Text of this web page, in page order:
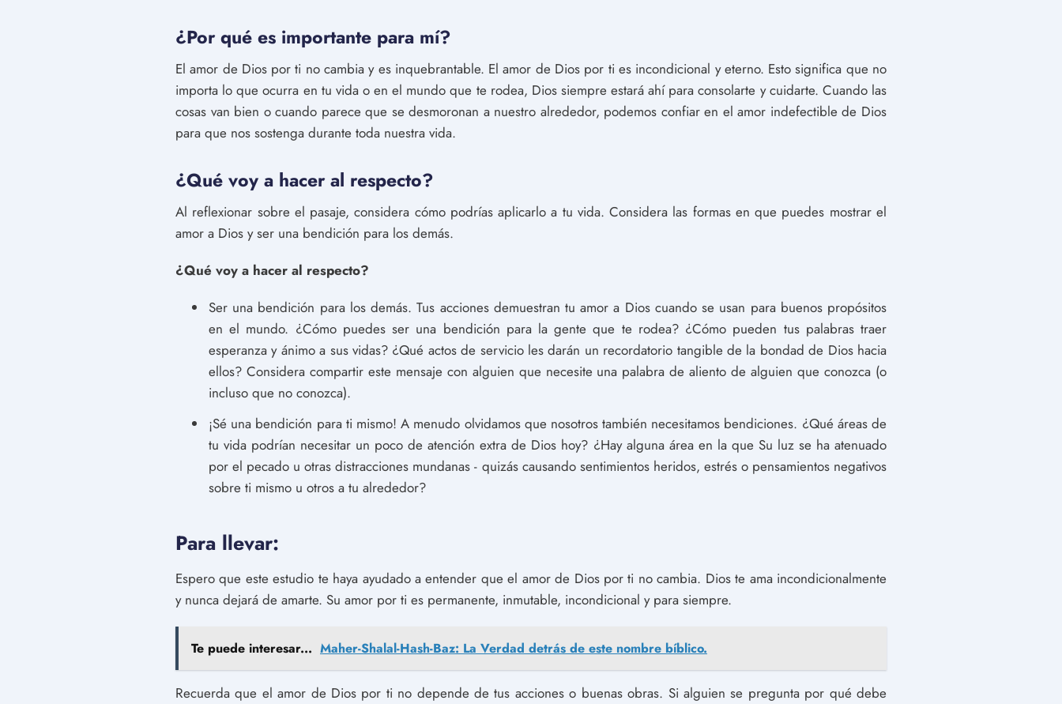
¿Por qué es importante para mí?
El amor de Dios por ti no cambia y es inquebrantable. El amor de Dios por ti es incondicional y eterno. Esto significa que no
importa lo que ocurra en tu vida o en el mundo que te rodea, Dios siempre estará ahí para consolarte y cuidarte. Cuando las
cosas van bien o cuando parece que se desmoronan a nuestro alrededor, podemos confiar en el amor indefectible de Dios
para que nos sostenga durante toda nuestra vida.
¿Qué voy a hacer al respecto?
Al reflexionar sobre el pasaje, considera cómo podrías aplicarlo a tu vida. Considera las formas en que puedes mostrar el
amor a Dios y ser una bendición para los demás.
¿Qué voy a hacer al respecto?
Ser una bendición para los demás. Tus acciones demuestran tu amor a Dios cuando se usan para buenos propósitos
en el mundo. ¿Cómo puedes ser una bendición para la gente que te rodea? ¿Cómo pueden tus palabras traer
esperanza y ánimo a sus vidas? ¿Qué actos de servicio les darán un recordatorio tangible de la bondad de Dios hacia
ellos? Considera compartir este mensaje con alguien que necesite una palabra de aliento de alguien que conozca (o
incluso que no conozca).
¡Sé una bendición para ti mismo! A menudo olvidamos que nosotros también necesitamos bendiciones. ¿Qué áreas de
tu vida podrían necesitar un poco de atención extra de Dios hoy? ¿Hay alguna área en la que Su luz se ha atenuado
por el pecado u otras distracciones mundanas - quizás causando sentimientos heridos, estrés o pensamientos negativos
sobre ti mismo u otros a tu alrededor?
Para llevar:
Espero que este estudio te haya ayudado a entender que el amor de Dios por ti no cambia. Dios te ama incondicionalmente
y nunca dejará de amarte. Su amor por ti es permanente, inmutable, incondicional y para siempre.
Te puede interesar... Maher-Shalal-Hash-Baz: La Verdad detrás de este nombre bíblico.
Recuerda que el amor de Dios por ti no depende de tus acciones o buenas obras. Si alguien se pregunta por qué debe